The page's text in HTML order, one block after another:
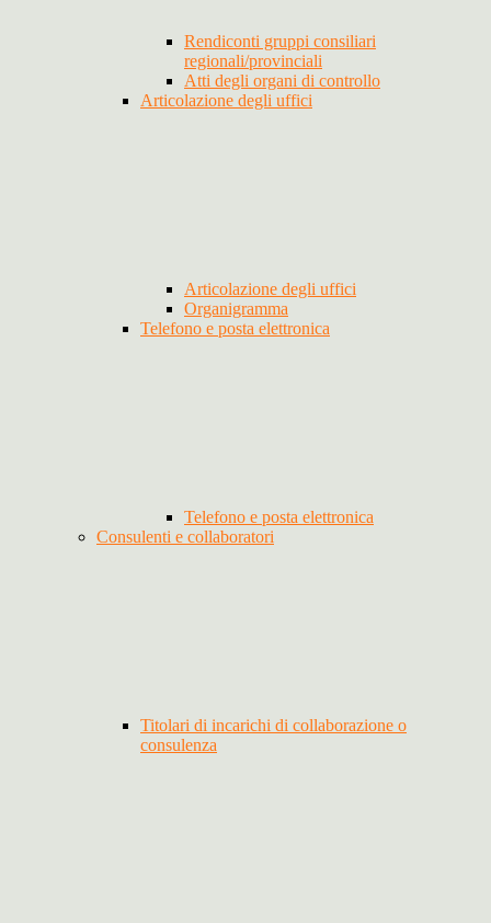
Rendiconti gruppi consiliari
regionali/provinciali
Atti degli organi di controllo
Articolazione degli uffici
Articolazione degli uffici
Organigramma
Telefono e posta elettronica
Telefono e posta elettronica
Consulenti e collaboratori
Titolari di incarichi di collaborazione o
consulenza